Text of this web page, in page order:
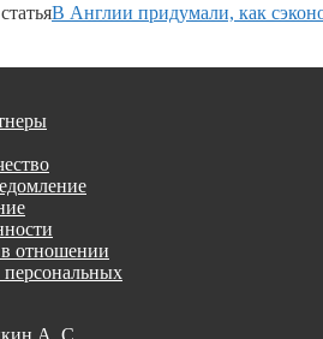
В Англии придумали, как
отношении
персональных